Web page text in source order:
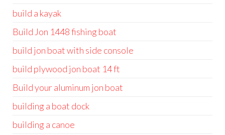
build a kayak
Build Jon 1448 fishing boat
build jon boat with side console
build plywood jon boat 14 ft
Build your aluminum jon boat
building a boat dock
building a canoe